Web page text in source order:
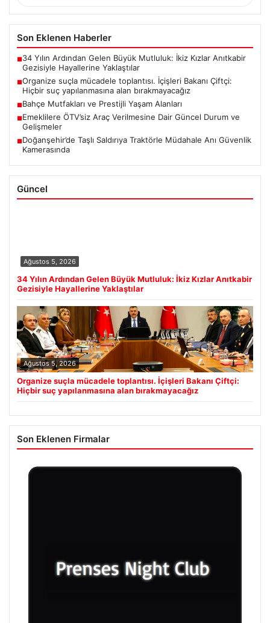
Son Eklenen Haberler
■34 Yılın Ardından Gelen Büyük Mutluluk: İkiz Kızlar Anıtkabir
Gezisiyle Hayallerine Yaklaştılar
■Organize suçla mücadele toplantısı. İçişleri Bakanı Çiftçi:
Hiçbir suç yapılanmasına alan bırakmayacağız
■Bahçe Mutfakları ve Prestijli Yaşam Alanları
■Emeklilere ÖTV’siz Araç Verilmesine Dair Güncel Durum ve
Gelişmeler
■Doğanşehir’de Taşlı Saldırıya Traktörle Müdahale Anı Güvenlik
Kamerasında
Güncel
Ağustos 5, 2026
34 Yılın Ardından Gelen Büyük Mutluluk: İkiz Kızlar Anıtkabir
Gezisiyle Hayallerine Yaklaştılar
Ağustos 5, 2026
Organize suçla mücadele toplantısı. İçişleri Bakanı Çiftçi:
Hiçbir suç yapılanmasına alan bırakmayacağız
Son Eklenen Firmalar